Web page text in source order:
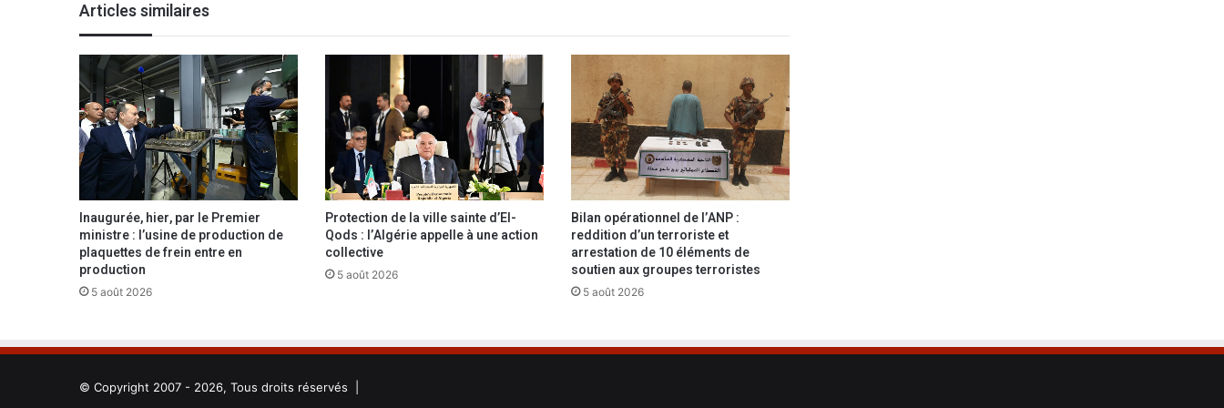
h
a
m
«
L
a
s
o
é
é
c
e
r
i
m
t
a
r
Articles similaires
Inaugurée, hier, par le Premier
ministre : l’usine de production de
plaquettes de frein entre en
production
5 août 2026
Protection de la ville sainte d’El-
Qods : l’Algérie appelle à une action
collective
5 août 2026
Bilan opérationnel de l’ANP :
reddition d’un terroriste et
arrestation de 10 éléments de
soutien aux groupes terroristes
5 août 2026
© Copyright 2007 - 2026, Tous droits réservés |